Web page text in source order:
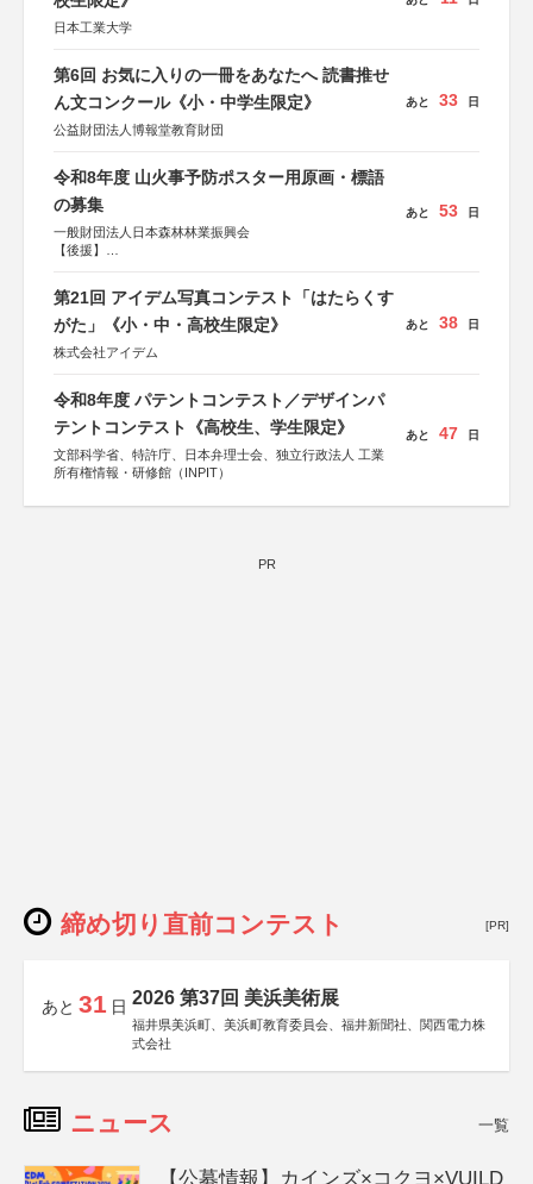
日本工業大学
第6回 お気に入りの一冊をあなたへ 読書推せ
ん文コンクール《小・中学生限定》
公益財団法人博報堂教育財団
あと 33 日
令和8年度 山火事予防ポスター用原画・標語
の募集
一般財団法人日本森林林業振興会
【後援】
あと 53 日
第21回 アイデム写真コンテスト「はたらくす
がた」《小・中・高校生限定》
株式会社アイデム
あと 38 日
令和8年度 パテントコンテスト／デザインパ
テントコンテスト《高校生、学生限定》
文部科学省、特許庁、日本弁理士会、独立行政法人 工業
所有権情報・研修館（INPIT）
あと 47 日
PR
締め切り直前コンテスト [PR]
あと 31 日 2026 第37回 美浜美術展
福井県美浜町、美浜町教育委員会、福井新聞社、関西電力株
式会社
ニュース 一覧
【公募情報】カインズ×コクヨ×VUILD